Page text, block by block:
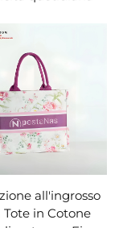
Vita
La
lavatrice:
all'ingrosso
Tote in Cotone